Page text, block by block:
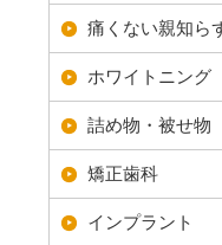
痛くない親知ら
ホワイトニング
詰め物・被せ物
矯正歯科
インプラント